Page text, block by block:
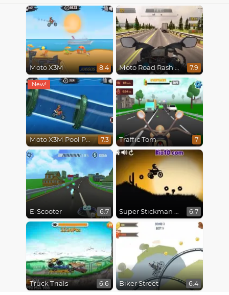
Moto X3M 8.4 Moto Road Rash 3D 7.9
Moto X3M Pool Party 7.3 Traffic Tom 7
E-Scooter 6.7 Super Stickman Biker 6.7
Truck Trials 6.6 Biker Street 6.4